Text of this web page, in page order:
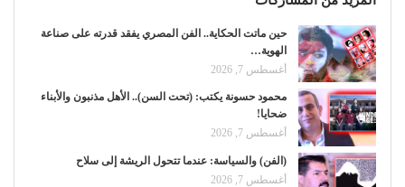
حين ماتت الحكاية.. الفن المصري يفقد قدرته على صناعة
الهوية…
أغسطس 7, 2026
محمود حسونة يكتب: (تحت السن).. الأهل مذنبون والأبناء
ضحايا!
أغسطس 7, 2026
(الفن) والسياسة: عندما تتحول الريشة إلى سلاح
أغسطس 7, 2026